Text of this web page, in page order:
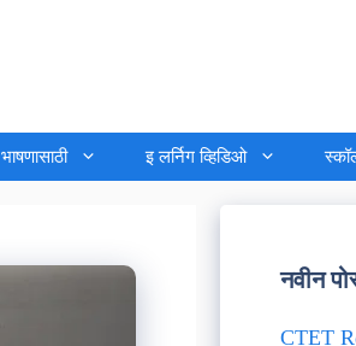
भाषणासाठी इ लर्निग व्हिडिओ
नवीन
CTET